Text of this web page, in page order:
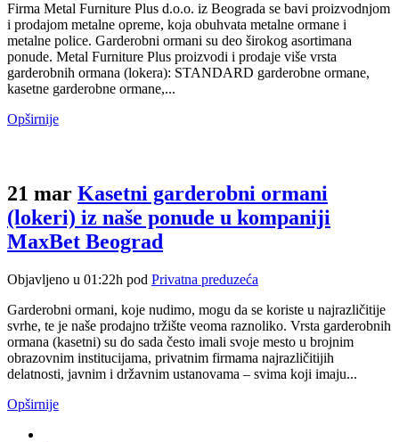
Firma Metal Furniture Plus d.o.o. iz Beograda se bavi proizvodnjom
i prodajom metalne opreme, koja obuhvata metalne ormane i
metalne police. Garderobni ormani su deo širokog asortimana
ponude. Metal Furniture Plus proizvodi i prodaje više vrsta
garderobnih ormana (lokera): STANDARD garderobne ormane,
kasetne garderobne ormane,...
Opširnije
21 mar Kasetni garderobni ormani
(lokeri) iz naše ponude u kompaniji
MaxBet Beograd
Objavljeno u 01:22h pod Privatna preduzeća
Garderobni ormani, koje nudimo, mogu da se koriste u najrazličitije
svrhe, te je naše prodajno tržište veoma raznoliko. Vrsta garderobnih
ormana (kasetni) su do sada često imali svoje mesto u brojnim
obrazovnim institucijama, privatnim firmama najrazličitijih
delatnosti, javnim i državnim ustanovama – svima koji imaju...
Opširnije